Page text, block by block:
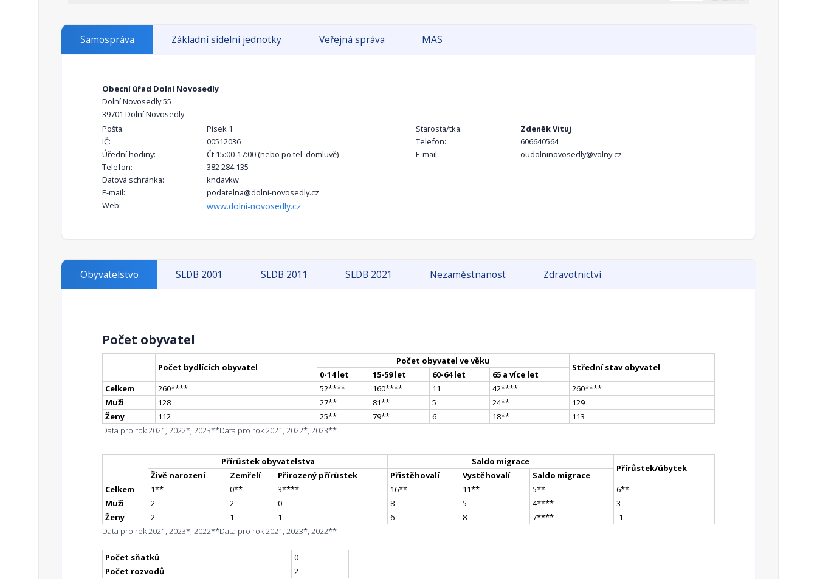
Samospráva Základní sídelní jednotky Veřejná správa MAS
Obecní úřad Dolní Novosedly
Dolní Novosedly 55
39701 Dolní Novosedly
Pošta:
Písek 1
IČ:
00512036
Úřední hodiny:
Čt 15:00-17:00 (nebo po tel. domluvě)
Telefon:
382 284 135
Datová schránka:
kndavkw
E-mail:
podatelna@dolni-novosedly.cz
Web:
www.dolni-novosedly.cz
Starosta/tka:
Zdeněk Vituj
Telefon:
606640564
E-mail:
oudolninovosedly@volny.cz
Obyvatelstvo SLDB 2001 SLDB 2011 SLDB 2021 Nezaměstnanost Zdravotnictví
Počet obyvatel
Počet bydlících obyvatel
Počet obyvatel ve věku
Střední stav obyvatel
0-14 let 15-59 let 60-64 let
65 a více let
Celkem
260**** 52**** 160**** 11 42**** 260****
Muži
128 27** 81** 5 24**
129
Ženy
112 25** 79** 6 18**
113
Data pro rok 2021, 2022*, 2023**Data pro rok 2021, 2022*, 2023**
Přírůstek obyvatelstva Saldo migrace
Přírůstek/úbytek
Živě narození Zemřelí Přirozený přírůstek Přistěhovalí Vystěhovalí
Saldo migrace
Celkem
1** 0** 3**** 16** 11** 5** 6**
Muži
2 2 0 8 5 4****
3
Ženy
2 1 1 6 8 7****
-1
Data pro rok 2021, 2023*, 2022**Data pro rok 2021, 2023*, 2022**
Počet sňatků
0
Počet rozvodů
2